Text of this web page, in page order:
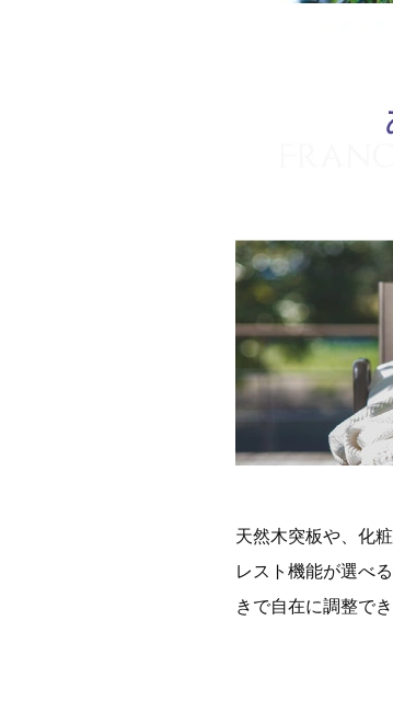
天然木突板や、化
レスト機能が選べ
きで自在に調整で